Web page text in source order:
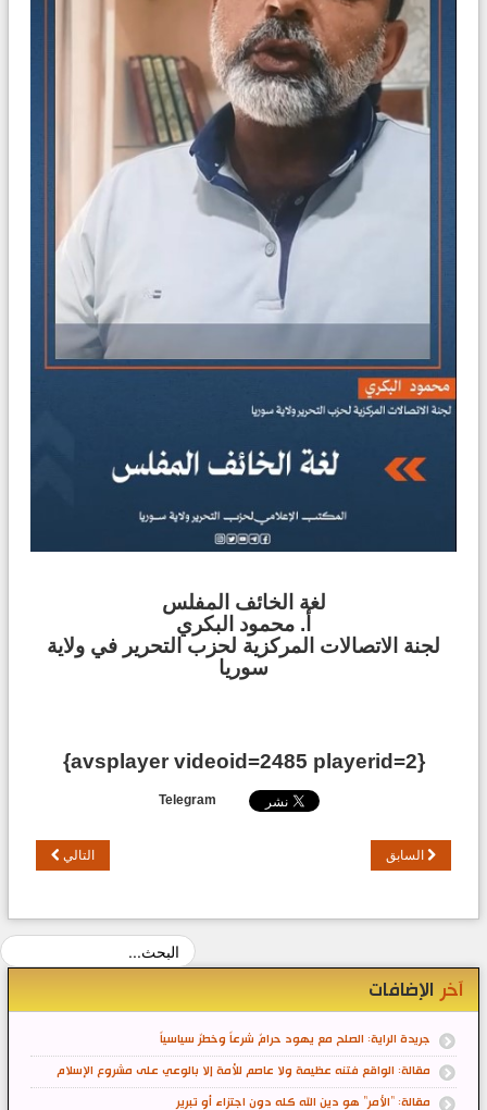
لغة الخائف المفلس
أ. محمود البكري
لجنة الاتصالات المركزية لحزب التحرير في ولاية
سوريا
{avsplayer videoid=2485 playerid=2}
Telegram
السابق التالي
آخر الإضافات
جريدة الراية: الصلح مع يهود حرامٌ شرعاً وخطرٌ سياسياً
مقالة: الواقع فتنه عظيمة ولا عاصم للأمة إلا بالوعي على مشروع الإسلام
مقالة: "الأمر" هو دين الله كله دون اجتزاء أو تبرير